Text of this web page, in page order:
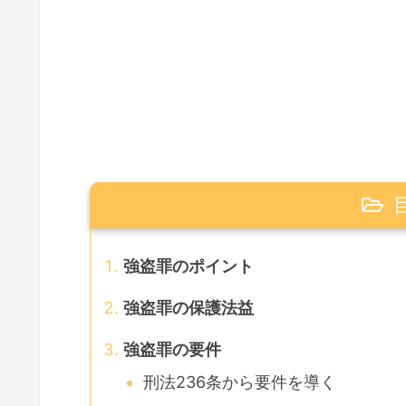
強盗罪のポイント
強盗罪の保護法益
強盗罪の要件
刑法236条から要件を導く